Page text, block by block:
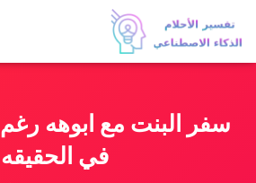
سفر البنت مع ابوهه
في الحقيقه